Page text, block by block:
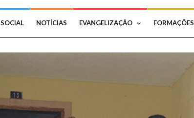
SOCIAL NOTÍCIAS EVANGELIZAÇÃO FORMAÇÕES